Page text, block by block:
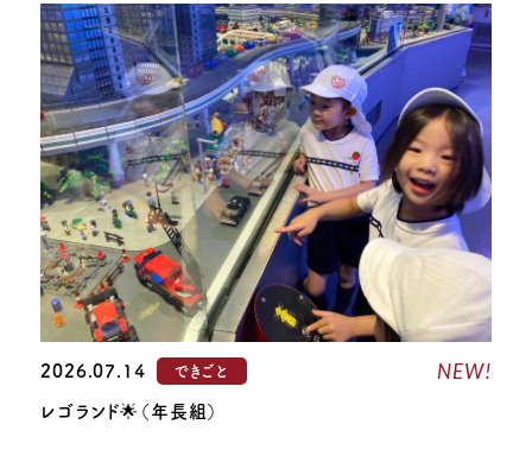
2026.07.14 できごと NEW!
レゴランド🌟（年長組）